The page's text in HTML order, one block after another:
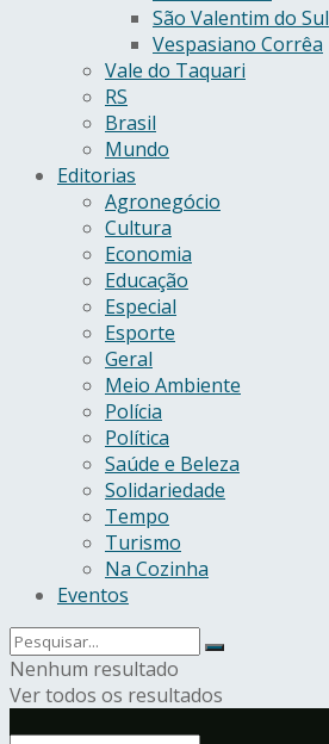
São Valentim do Sul
Vespasiano Corrêa
Vale do Taquari
RS
Brasil
Mundo
Editorias
Agronegócio
Cultura
Economia
Educação
Especial
Esporte
Geral
Meio Ambiente
Polícia
Política
Saúde e Beleza
Solidariedade
Tempo
Turismo
Na Cozinha
Eventos
Nenhum resultado
Ver todos os resultados